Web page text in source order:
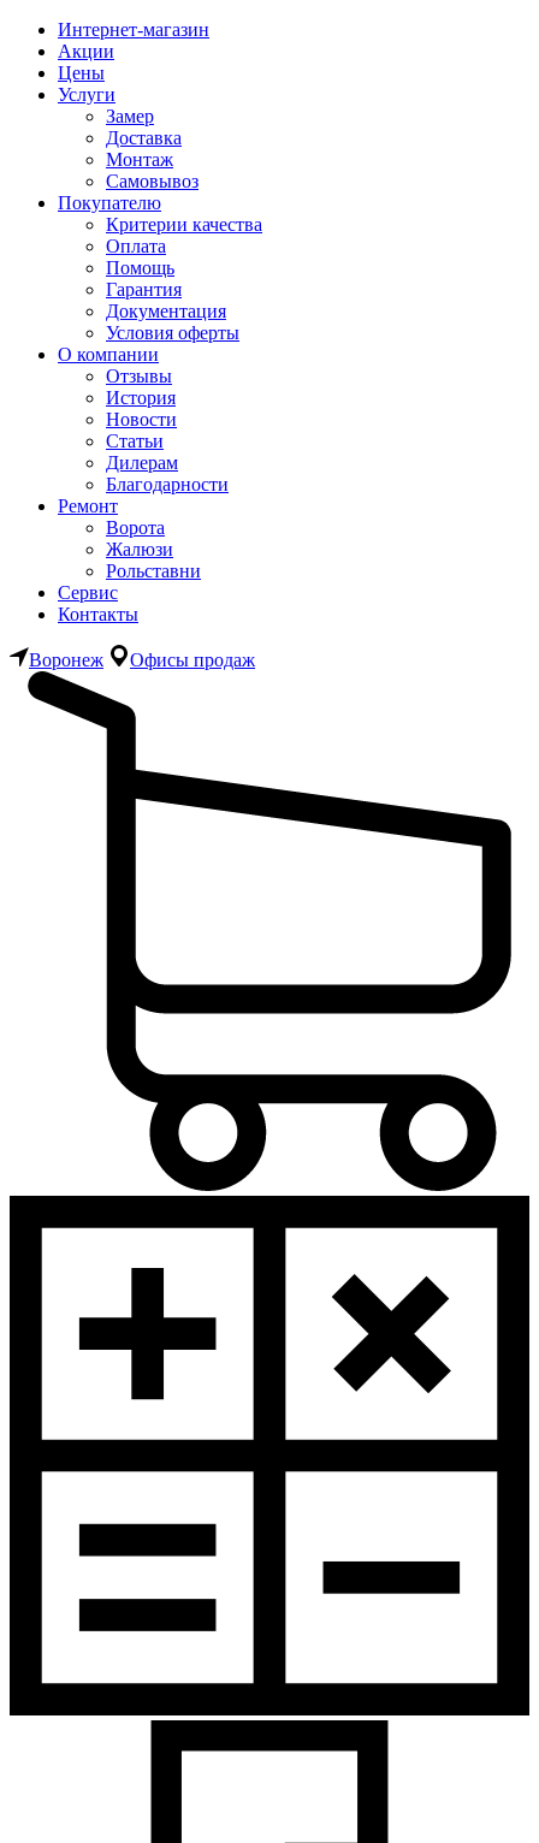
Интернет-магазин
Акции
Цены
Услуги
Замер
Доставка
Монтаж
Самовывоз
Покупателю
Критерии качества
Оплата
Помощь
Гарантия
Документация
Условия оферты
О компании
Отзывы
История
Новости
Статьи
Дилерам
Благодарности
Ремонт
Ворота
Жалюзи
Рольставни
Сервис
Контакты
Воронеж Офисы продаж